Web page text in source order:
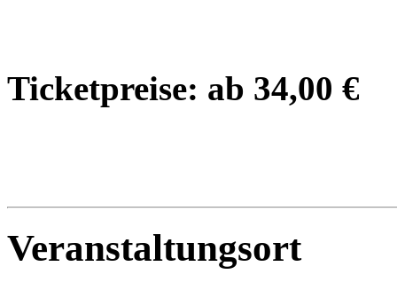
Ticketpreise: ab 34,00 €
Veranstaltungsort